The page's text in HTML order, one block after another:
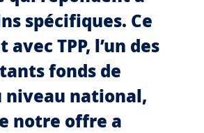
spécifiques. Ce
TPP, l’un des
fonds de
niveau national,
notre offre a